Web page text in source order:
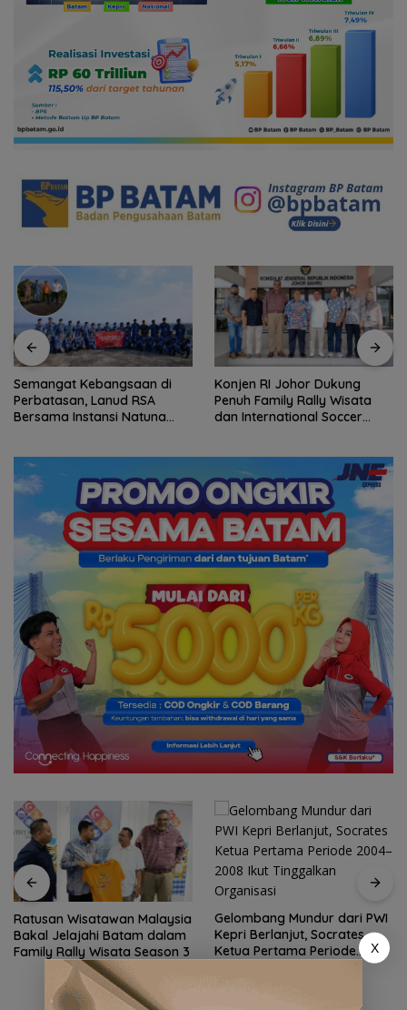
Semangat Kebangsaan di
Perbatasan, Lanud RSA
Bersama Instansi Natuna
Konjen RI Johor Dukung
Penuh Family Rally Wisata
dan International Soccer
Ratusan Wisatawan Malaysia
Bakal Jelajahi Batam dalam
Family Rally Wisata Season 3
Gelombang Mundur dari PWI
Kepri Berlanjut, Socrates
Ketua Pertama Periode
2004–2008 Ikut Tinggalkan
X